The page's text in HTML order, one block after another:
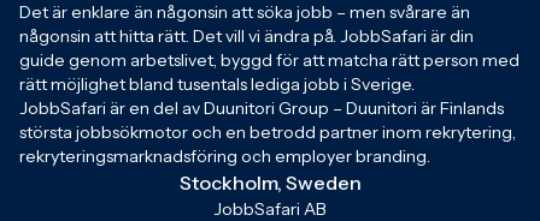
Det är enklare än någonsin att söka jobb – men svårare än
någonsin att hitta rätt. Det vill vi ändra på. JobbSafari är din
guide genom arbetslivet, byggd för att matcha rätt person med
rätt möjlighet bland tusentals lediga jobb i Sverige.
JobbSafari är en del av Duunitori Group – Duunitori är Finlands
största jobbsökmotor och en betrodd partner inom rekrytering,
rekryteringsmarknadsföring och employer branding.
Stockholm, Sweden
JobbSafari AB